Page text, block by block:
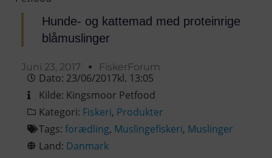
Hunde- og kattemad med proteinrige
blåmuslinger
Juni 23, 2017 FiskerForum
Dato: 23/06/2017kl. 13:05
Kilde: Kingsmoor Petfood
Kategori: Fiskeri, Produkter
Tags: forædling, Muslingefiskeri, Muslinger
Land: Danmark